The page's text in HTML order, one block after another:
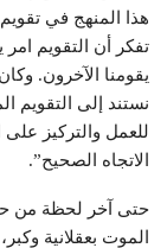
هذا المنهج في
تفكر أن التقويم
يقومنا الآخرون.
نستند إلى التقويم
للعمل والتركيز
الاتجاه الصحيح”.
حتى آخر لحظة من
الموت بعقلانية